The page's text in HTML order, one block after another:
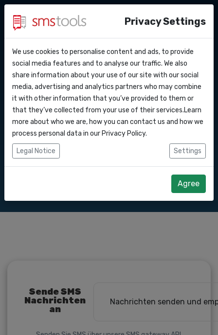
API Docs
Webhooks
Integrationen
Zapier
Warum smstools?
Blog
Service level agreement
Kontakt
Angebot anfordern
SMS Gateway API nach
Senden Sie SMS-Nachrichten über unsere
SMS Gateway API.
Direkt loslegen Angebot anfordern
Sende SMS
Nachrichten
an
Nachrichten senden und
Privacy Settings
We use cookies to personalise content and ads, to provide
social media features and to analyse our traffic. We also
share information about your use of our site with our social
media, advertising and analytics partners who may combine
it with other information that you’ve provided to them or
that they’ve collected from your use of their services.Learn
more about who we are, how you can contact us and how we
process personal data in our Privacy Policy.
Legal Notice Settings
Agree